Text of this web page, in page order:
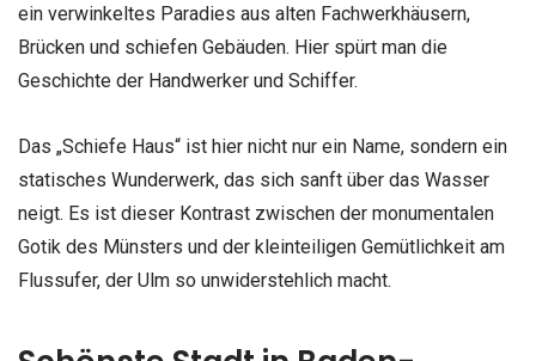
ein verwinkeltes Paradies aus alten Fachwerkhäusern,
Brücken und schiefen Gebäuden. Hier spürt man die
Geschichte der Handwerker und Schiffer.
Das „Schiefe Haus“ ist hier nicht nur ein Name, sondern ein
statisches Wunderwerk, das sich sanft über das Wasser
neigt. Es ist dieser Kontrast zwischen der monumentalen
Gotik des Münsters und der kleinteiligen Gemütlichkeit am
Flussufer, der Ulm so unwiderstehlich macht.